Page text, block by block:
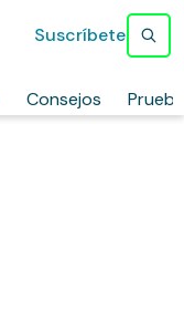
Consejos
Suscríbete